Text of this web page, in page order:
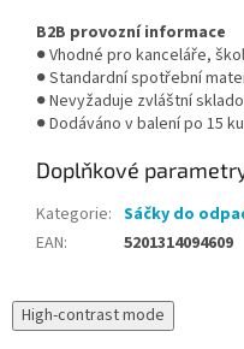
B2B provozní informace
● Vhodné pro kanceláře,
● Standardní spotřební
● Nevyžaduje zvláštní
● Dodáváno v balení po 15
Doplňkové
Kategorie: Sáčky do
EAN: 5201314094609
High-contrast mode